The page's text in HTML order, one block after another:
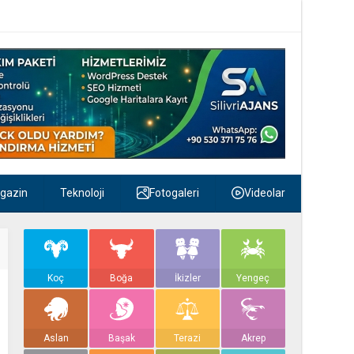
Teknoloji Fotogaleri Videolar
Koç Boğa İkizler Yengeç
Aslan Başak Terazi Akrep